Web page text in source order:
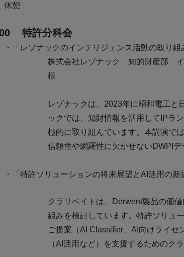
休憩
特許分科会
「レゾナックのインテリジェンス活動の取り
株式会社レゾナック 知的財産部
様
レゾナックは、2023年に昭和電工と
ックでは、知財情報を活用してIPラ
極的に取り組んでいます。本講演で
信頼性や網羅性に欠かせないDWPI
「特許ソリューションの将来展望とAI活用の新
クラリベイトは、Derwent製品の価
組みを検討しています。特許ソリュ
ご提案（AI Classifier、AI向けライセ
（AI活用など）を支援するためのク